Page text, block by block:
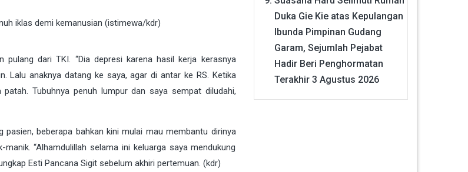
iklas demi kemanusian (istimewa/kdr)
dari TKI. “Dia depresi karena hasil kerja kerasnya
Lalu anaknya datang ke saya, agar di antar ke RS. Ketika
Tubuhnya penuh lumpur dan saya sempat diludahi,
beberapa bahkan kini mulai mau membantu dirinya
“Alhamdulillah selama ini keluarga saya mendukung
Esti Pancana Sigit sebelum akhiri pertemuan. (kdr)
Duka Gie Kie atas Kepulangan
Ibunda Pimpinan Gudang
Garam, Sejumlah Pejabat
Hadir Beri Penghormatan
Terakhir 3 Agustus 2026